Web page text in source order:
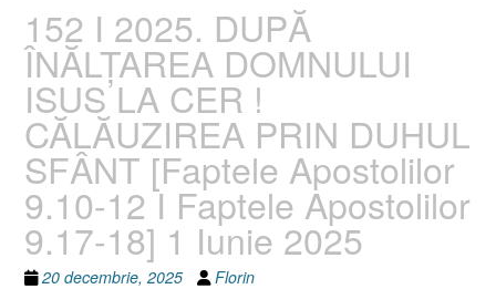
152 I 2025. DUPĂ
ÎNĂLȚAREA DOMNULUI
ISUS LA CER !
CĂLĂUZIREA PRIN DUHUL
SFÂNT [Faptele Apostolilor
9.10-12 I Faptele Apostolilor
9.17-18] 1 Iunie 2025
20 decembrie, 2025 Florin